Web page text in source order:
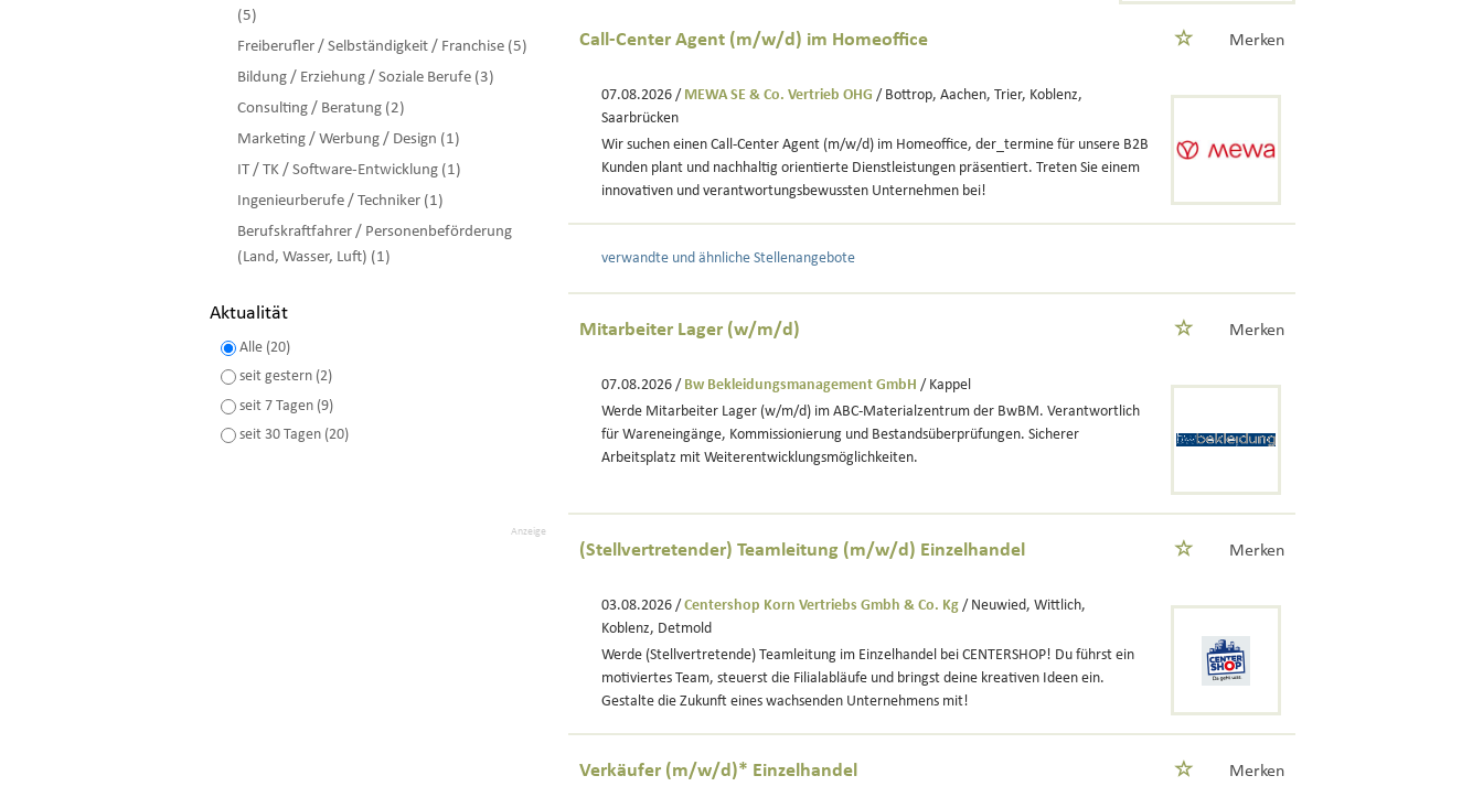
(5)
Freiberufler / Selbständigkeit / Franchise (5)
Bildung / Erziehung / Soziale Berufe (3)
Consulting / Beratung (2)
Marketing / Werbung / Design (1)
IT / TK / Software-Entwicklung (1)
Ingenieurberufe / Techniker (1)
Berufskraftfahrer / Personenbeförderung
(Land, Wasser, Luft) (1)
Aktualität
Alle (20)
seit gestern (2)
seit 7 Tagen (9)
seit 30 Tagen (20)
Anzeige
Call-Center Agent (m/w/d) im Homeoffice Merken
07.08.2026 / MEWA SE & Co. Vertrieb OHG / Bottrop, Aachen, Trier, Koblenz,
Saarbrücken
Wir suchen einen Call-Center Agent (m/w/d) im Homeoffice, der_termine für unsere B2B
Kunden plant und nachhaltig orientierte Dienstleistungen präsentiert. Treten Sie einem
innovativen und verantwortungsbewussten Unternehmen bei!
verwandte und ähnliche Stellenangebote
Mitarbeiter Lager (w/m/d) Merken
07.08.2026 / Bw Bekleidungsmanagement GmbH / Kappel
Werde Mitarbeiter Lager (w/m/d) im ABC-Materialzentrum der BwBM. Verantwortlich
für Wareneingänge, Kommissionierung und Bestandsüberprüfungen. Sicherer
Arbeitsplatz mit Weiterentwicklungsmöglichkeiten.
(Stellvertretender) Teamleitung (m/w/d) Einzelhandel Merken
03.08.2026 / Centershop Korn Vertriebs Gmbh & Co. Kg / Neuwied, Wittlich,
Koblenz, Detmold
Werde (Stellvertretende) Teamleitung im Einzelhandel bei CENTERSHOP! Du führst ein
motiviertes Team, steuerst die Filialabläufe und bringst deine kreativen Ideen ein.
Gestalte die Zukunft eines wachsenden Unternehmens mit!
Verkäufer (m/w/d)* Einzelhandel Merken